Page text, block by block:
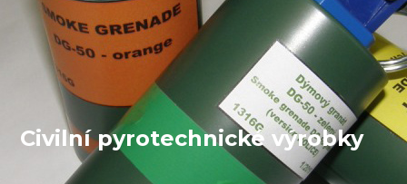
Civilní pyrotechnické výrobky